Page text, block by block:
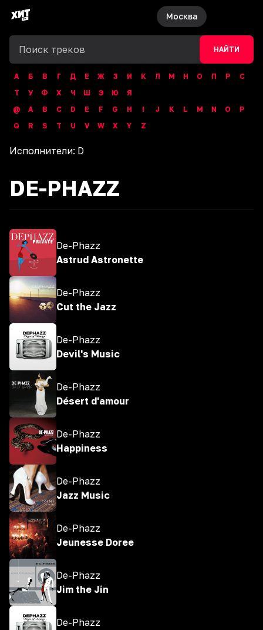
Москва
НАЙТИ
А Б В Г Д Е Ж З И К Л М Н О П Р
С
Т
У Ф Х Ч Ш Э Ю
Я
@
A B C D E F G H I J K L M N O
P
Q
R S T U V W X Y Z
Исполнители: D
DE-PHAZZ
De-Phazz
Astrud Astronette
De-Phazz
Cut the Jazz
De-Phazz
Devil's Music
De-Phazz
Désert d'amour
De-Phazz
Happiness
De-Phazz
Jazz Music
De-Phazz
Jeunesse Doree
De-Phazz
Jim the Jin
De-Phazz